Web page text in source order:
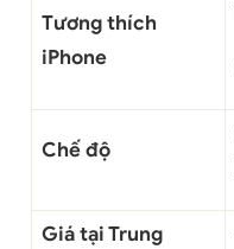
Tương thích
iPhone
Chế độ
Giá tại Trung